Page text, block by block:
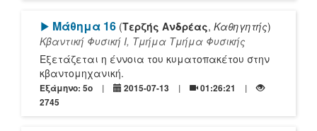
[Play]
Μάθημα 16 (Τερζής Ανδρέας, Καθηγητής)
Κβαντική Φυσική Ι, Τμήμα Τμήμα Φυσικής
Εξετάζεται η έννοια του κυματοπακέτου στην
κβαντομηχανική.
Εξάμηνο: 5o 2015-07-13
01:26:21
2745